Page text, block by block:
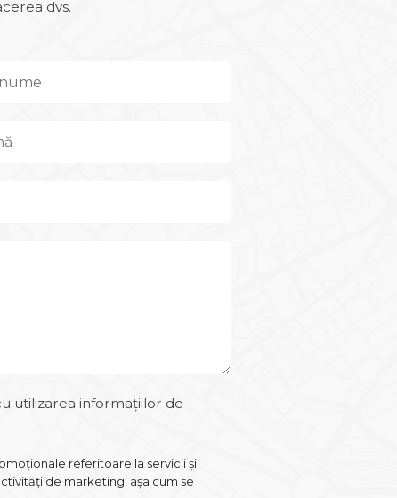
dvs.
utilizarea informațiilor de
referitoare la servicii și
de marketing, așa cum se